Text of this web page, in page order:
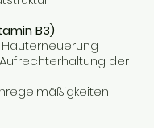
B3)
der